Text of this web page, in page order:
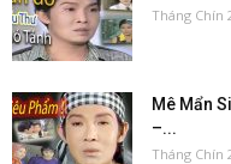
Tháng Chín
Mê Mẩn
–...
Tháng Chín